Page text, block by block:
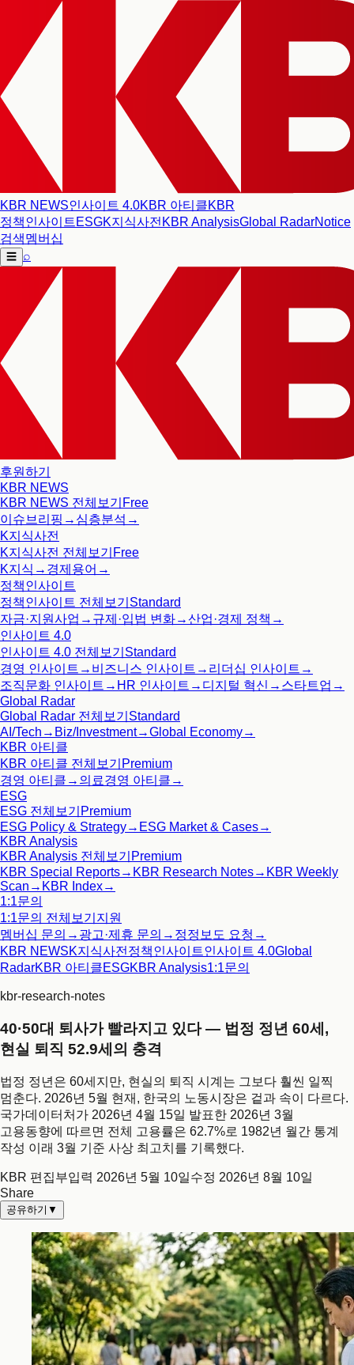
KBR NEWS인사이트 4.0KBR 아티클KBR
정책인사이트 ESGK지식사전 KBR AnalysisGlobal RadarNotice
검색멤버십
☰ ⌕
후원하기
KBR NEWS
KBR NEWS 전체보기 Free
이슈브리핑 → 심층분석 →
K지식사전
K지식사전 전체보기 Free
K지식 → 경제용어 →
정책인사이트
정책인사이트 전체보기 Standard
자금·지원사업 → 규제·입법 변화→산업·경제 정책 →
인사이트 4.0
인사이트 4.0 전체보기 Standard
경영 인사이트 → 비즈니스 인사이트 → 리더십 인사이트 →
조직문화 인사이트 → HR 인사이트 → 디지털 혁신 → 스타트업 →
Global Radar
Global Radar 전체보기 Standard
AI/Tech → Biz/Investment→Global Economy→
KBR 아티클
KBR 아티클 전체보기 Premium
경영 아티클 → 의료경영 아티클 →
ESG
ESG 전체보기 Premium
ESG Policy & Strategy→ ESG Market & Cases→
KBR Analysis
KBR Analysis 전체보기 Premium
KBR Special Reports→ KBR Research Notes→ KBR Weekly
Scan → KBR Index→
1:1문의
1:1문의 전체보기 지원
멤버십 문의 → 광고·제휴 문의 → 정정보도 요청 →
KBR NEWSK지식사전 정책인사이트인사이트 4.0Global
RadarKBR 아티클ESGKBR Analysis1:1문의
kbr-research-notes
40·50대 퇴사가 빨라지고 있다 — 법정 정년 60세,
현실 퇴직 52.9세의 충격
법정 정년은 60세지만, 현실의 퇴직 시계는 그보다 훨씬 일찍
멈춘다. 2026년 5월 현재, 한국의 노동시장은 겉과 속이 다르다.
국가데이터처가 2026년 4월 15일 발표한 2026년 3월
고용동향에 따르면 전체 고용률은 62.7%로 1982년 월간 통계
작성 이래 3월 기준 사상 최고치를 기록했다.
KBR 편집부입력 2026년 5월 10일수정 2026년 8월 10일
Share
공유하기 ▼